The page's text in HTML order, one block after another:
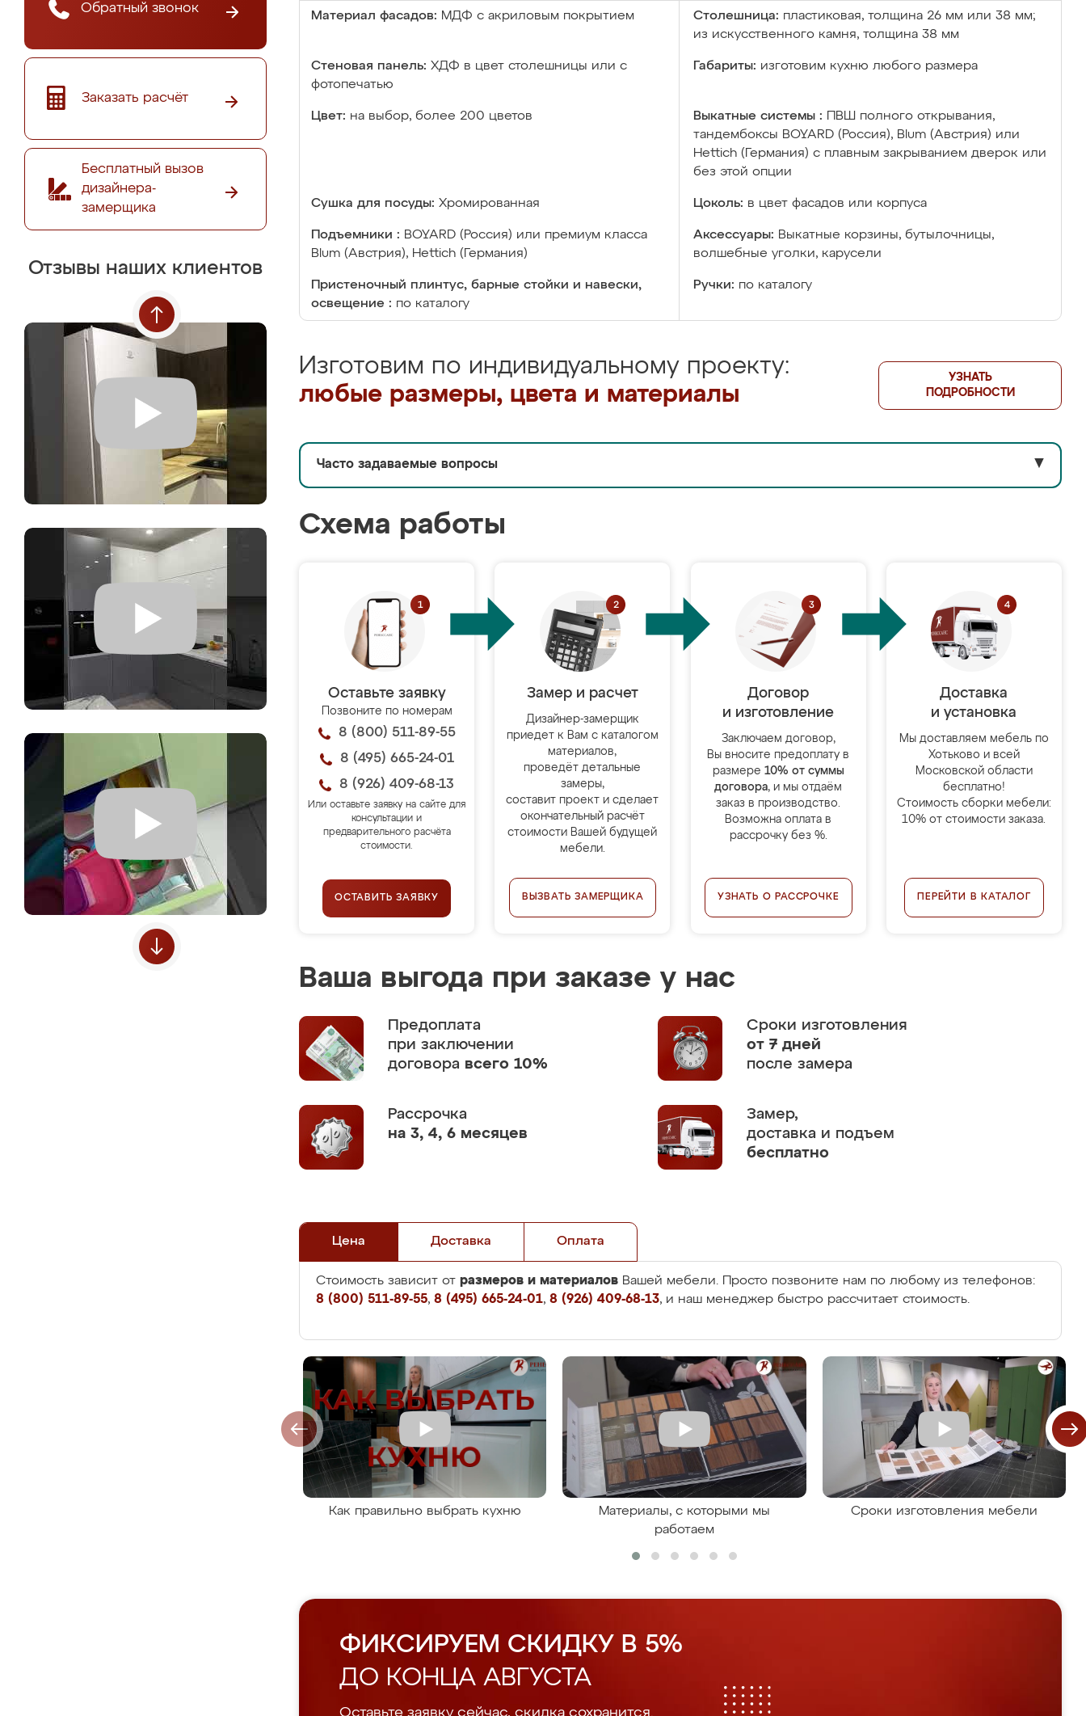
Обратный звонок
Заказать расчёт
Бесплатный вызов
дизайнера-
замерщика
Отзывы наших клиентов
Материал фасадов: МДФ с акриловым покрытием Столешница: пластиковая, толщина 26 мм или 38 мм;
из искусственного камня, толщина 38 мм
Стеновая панель: ХДФ в цвет столешницы или с
фотопечатью
Габариты: изготовим кухню любого размера
Цвет: на выбор, более 200 цветов Выкатные системы :
ПВШ полного открывания,
тандембоксы BOYARD (Россия), Blum (Австрия) или
Hettich (Германия) с плавным закрыванием дверок или
без этой опции
Сушка для посуды: Хромированная Цоколь: в цвет фасадов или корпуса
Подъемники : BOYARD (Россия) или премиум класса
Blum (Австрия), Hettich (Германия)
Аксессуары: Выкатные корзины, бутылочницы,
волшебные уголки, карусели
Пристеночный плинтус, барные стойки и навески,
освещение : по каталогу
Ручки: по каталогу
Изготовим по индивидуальному проекту:
любые размеры, цвета и материалы
УЗНАТЬ
ПОДРОБНОСТИ
Часто задаваемые вопросы ▼
Схема работы
Оставьте заявку
Позвоните по номерам
8 (800) 511-89-55
8 (495) 665-24-01
8 (926) 409-68-13
Или оставьте заявку на сайте для
консультации и
предварительного расчёта
стоимости.
ОСТАВИТЬ ЗАЯВКУ
Замер и расчет
Дизайнер-замерщик
приедет к Вам с каталогом
материалов,
проведёт детальные
замеры,
составит проект и сделает
окончательный расчёт
стоимости Вашей будущей
мебели.
ВЫЗВАТЬ ЗАМЕРЩИКА
Договор
и изготовление
Заключаем договор,
Вы вносите предоплату в
размере 10% от суммы
договора, и мы отдаём
заказ в производство.
Возможна оплата в
рассрочку без %.
УЗНАТЬ О РАССРОЧКЕ
Доставка
и установка
Мы доставляем мебель по
Хотьково и всей
Московской области
бесплатно!
Стоимость сборки мебели:
10% от стоимости заказа.
ПЕРЕЙТИ В КАТАЛОГ
Ваша выгода при заказе у нас
Предоплата
при заключении
договора всего 10%
Сроки изготовления
от 7 дней
после замера
Рассрочка
на 3, 4, 6 месяцев
Замер,
доставка и подъем
бесплатно
Цена Доставка Оплата
Стоимость зависит от размеров и материалов Вашей мебели. Просто позвоните нам по любому из телефонов:
8 (800) 511-89-55, 8 (495) 665-24-01, 8 (926) 409-68-13, и наш менеджер быстро рассчитает стоимость.
Как правильно выбрать кухню
Материалы, с которыми мы
работаем
Сроки изготовления мебели
ФИКСИРУЕМ СКИДКУ В 5%
ДО КОНЦА АВГУСТА
Оставьте заявку сейчас, скидка сохранится.